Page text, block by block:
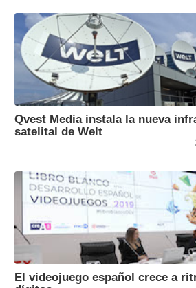
Qvest Media instala la nueva
satelital de Welt
El videojuego español crece a